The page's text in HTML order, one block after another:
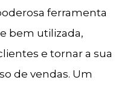
ferramenta
bem utilizada,
e tornar a sua
de vendas. Um